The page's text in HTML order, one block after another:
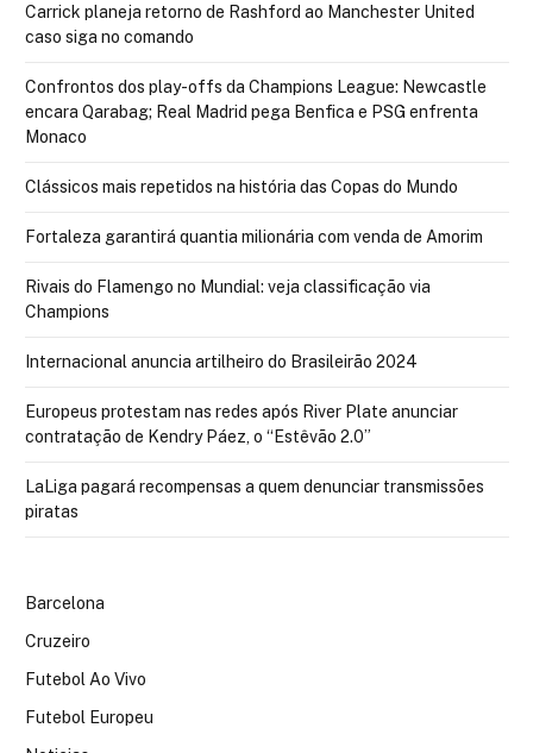
Carrick planeja retorno de Rashford ao Manchester United
caso siga no comando
Confrontos dos play-offs da Champions League: Newcastle
encara Qarabag; Real Madrid pega Benfica e PSG enfrenta
Monaco
Clássicos mais repetidos na história das Copas do Mundo
Fortaleza garantirá quantia milionária com venda de Amorim
Rivais do Flamengo no Mundial: veja classificação via
Champions
Internacional anuncia artilheiro do Brasileirão 2024
Europeus protestam nas redes após River Plate anunciar
contratação de Kendry Páez, o “Estêvão 2.0”
LaLiga pagará recompensas a quem denunciar transmissões
piratas
Barcelona
Cruzeiro
Futebol Ao Vivo
Futebol Europeu